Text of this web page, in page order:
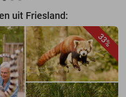
uit Friesland:
33%